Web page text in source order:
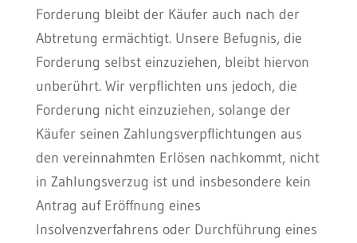
Forderung bleibt der Käufer auch nach der
Abtretung ermächtigt. Unsere Befugnis, die
Forderung selbst einzuziehen, bleibt hiervon
unberührt. Wir verpflichten uns jedoch, die
Forderung nicht einzuziehen, solange der
Käufer seinen Zahlungsverpflichtungen aus
den vereinnahmten Erlösen nachkommt, nicht
in Zahlungsverzug ist und insbesondere kein
Antrag auf Eröffnung eines
Insolvenzverfahrens oder Durchführung eines